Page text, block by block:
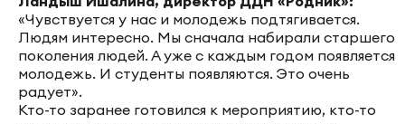
«Чувствуется у нас и молодежь подтягивается.
Людям интересно. Мы сначала набирали старшего
поколения людей. А уже с каждым годом появляется
молодежь. И студенты появляются. Это очень
радует».
Кто-то заранее готовился к мероприятию, кто-то